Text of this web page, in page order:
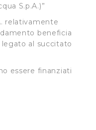
S.p.A.)”
relativamente
beneficia
al succitato
essere finanziati